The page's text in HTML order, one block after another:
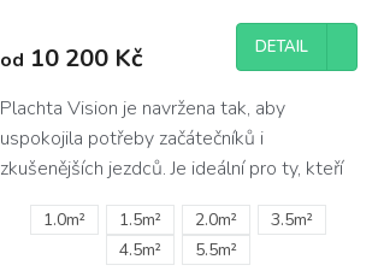
od 10 200 Kč DETAIL
Plachta Vision je navržena tak, aby
uspokojila potřeby začátečníků i
zkušenějších jezdců. Je ideální pro ty, kteří
se chtějí naučit základy windsurfingu nebo
zdokonalit svou techniku. Její univerzálnost
a snadná manipulace zajišťují, že se na ní
1.0m² 1.5m² 2.0m²
3.5m²
4.5m²
5.5m²